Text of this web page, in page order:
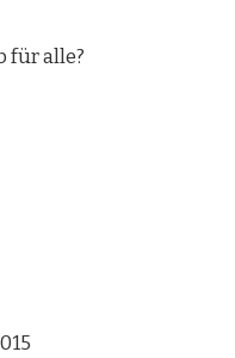
für alle?